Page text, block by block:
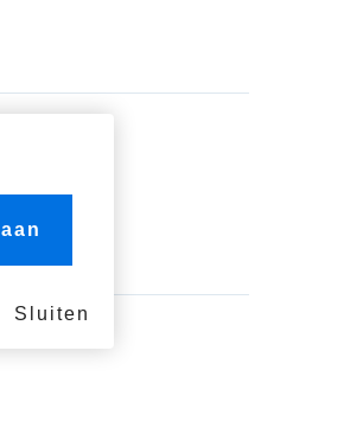
Sluiten